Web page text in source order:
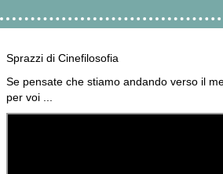
Sprazzi di Cinefilosofia
Se pensate che stiamo andando verso il
per voi ...